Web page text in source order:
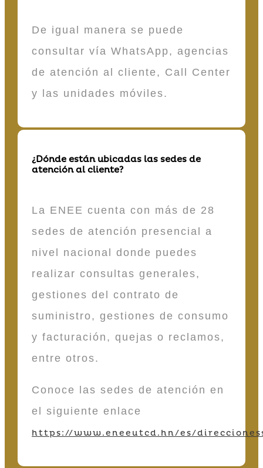
De igual manera se puede
consultar vía WhatsApp, agencias
de atención al cliente, Call Center
y las unidades móviles.
¿Dónde están ubicadas las sedes de
atención al cliente?
La ENEE cuenta con más de 28
sedes de atención presencial a
nivel nacional donde puedes
realizar consultas generales,
gestiones del contrato de
suministro, gestiones de consumo
y facturación, quejas o reclamos,
entre otros.
Conoce las sedes de atención en
el siguiente enlace
https://www.eneeutcd.hn/es/